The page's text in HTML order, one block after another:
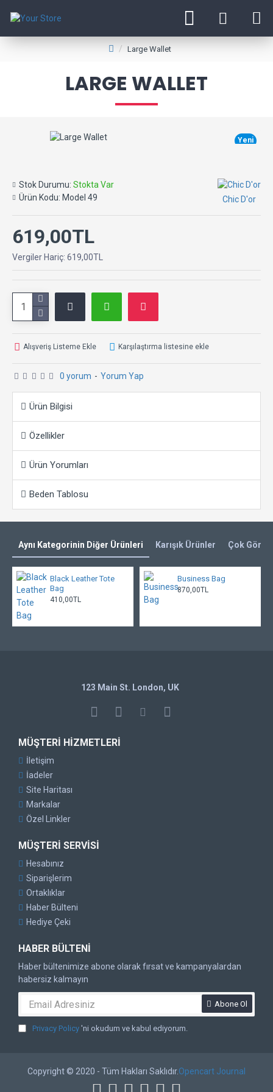
Large Wallet
LARGE WALLET
Yeni
Stok Durumu: Stokta Var
Ürün Kodu: Model 49 Chic D'or
0 yorum - Yorum Yap
619,00TL
Vergiler Hariç: 619,00TL
Alışveriş Listeme Ekle Karşılaştırma listesine ekle
Ürün Bilgisi
Özellikler
Ürün Yorumları
Beden Tablosu
Aynı Kategorinin Diğer Ürünleri Karışık Ürünler Çok
Black Leather Tote
Bag
410,00TL
Business Bag
870,00TL
123 Main St. London, UK
MÜŞTERI HIZMETLERI
İletişim
İadeler
Site Haritası
Markalar
Özel Linkler
MÜŞTERI SERVISI
Hesabınız
Siparişlerim
Ortaklıklar
Haber Bülteni
Hediye Çeki
HABER BÜLTENI
Haber bültenimize abone olarak fırsat ve kampanyalardan
habersiz kalmayın
Abone Ol
Privacy Policy 'ni okudum ve kabul ediyorum.
Copyright © 2020 - Tüm Hakları Saklıdır.Opencart Journal